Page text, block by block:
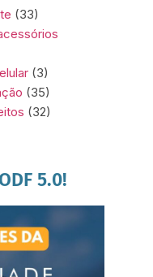
(33)
(3)
(35)
(32)
5.0!